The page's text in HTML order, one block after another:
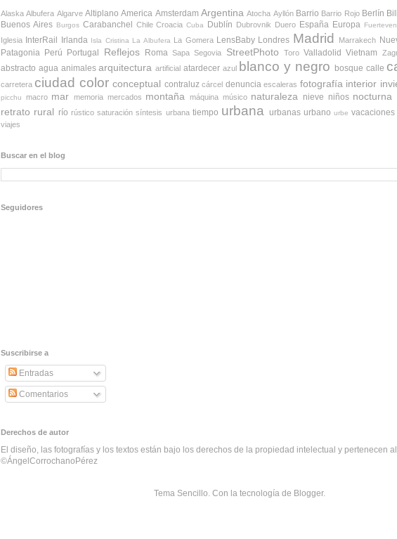
Alaska Albufera Algarve Altiplano America Amsterdam Argentina Atocha Ayllón Barrio Barrio Rojo Berlín
Buenos Aires Burgos Carabanchel Chile Croacia Cuba Dublín Dubrovnik Duero España Europa
Iglesia InterRail Irlanda Isla Cristina La Albufera La Gomera LensBaby Londres Madrid Marrakech
Patagonia Perú Portugal Reflejos Roma Sapa Segovia StreetPhoto Toro Valladolid Vietnam
abstracto agua animales arquitectura artificial atardecer azul blanco y negro bosque calle
carretera ciudad color conceptual contraluz cárcel denuncia escaleras fotografía interior
picchu
macro mar memoria mercados montaña máquina músico naturaleza nieve niños nocturna
retrato rural río rústico saturación síntesis urbana tiempo urbana urbanas urbano urbe vacaciones
viajes
Buscar en el blog
Seguidores
Suscribirse a
Entradas
Comentarios
Derechos de autor
El diseño, las fotografías y los textos están bajo los derechos de la propiedad intelectual y pertenecen
©ÁngelCorrochanoPérez
Tema Sencillo. Con la tecnología de Blogger.